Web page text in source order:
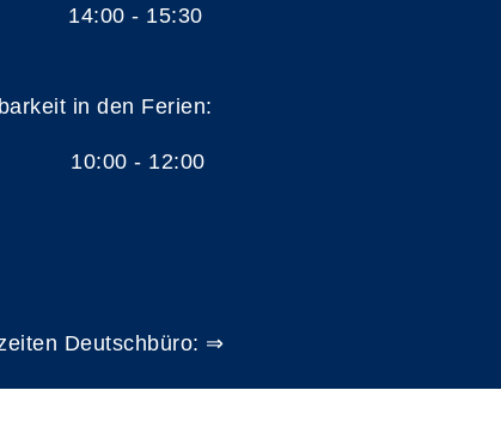
14:00 - 15:30
in den Ferien:
10:00 - 12:00
Deutschbüro: ⇒